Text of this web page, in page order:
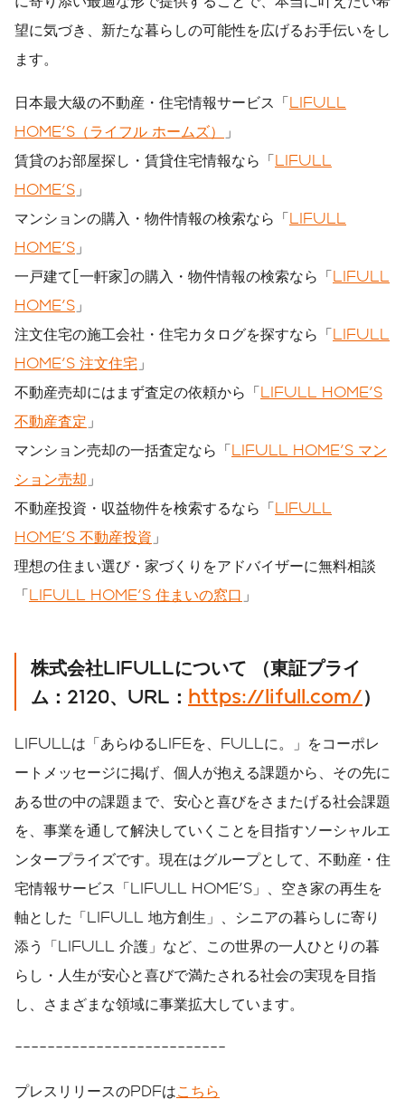
望に気づき、新たな暮らしの可能性を広げるお手伝いをし
ます。
日本最大級の不動産・住宅情報サービス「LIFULL
HOME'S（ライフル ホームズ）
」
賃貸のお部屋探し・賃貸住宅情報なら「LIFULL
HOME'S 」
マンションの購入・物件情報の検索なら「LIFULL
HOME'S 」
一戸建て[一軒家]の購入・物件情報の検索なら「LIFULL
HOME'S 」
注文住宅の施工会社・住宅カタログを探すなら「LIFULL
HOME'S 注文住宅 」
不動産売却にはまず査定の依頼から「LIFULL HOME'S
不動産査定 」
マンション売却の一括査定なら「LIFULL HOME'S マン
ション売却 」
不動産投資・収益物件を検索するなら「LIFULL
HOME'S 不動産投資 」
理想の住まい選び・家づくりをアドバイザーに無料相談
「LIFULL HOME'S 住まいの窓口 」
株式会社LIFULLについて
（東証プライ
ム： 2120、 URL ： https://lifull.com/）
LIFULLは「あらゆるLIFEを、FULLに。」をコーポレ
ートメッセージに掲げ、個人が抱える課題から、その先に
ある世の中の課題まで、安心と喜びをさまたげる社会課題
を、事業を通して解決していくことを目指すソーシャルエ
ンタープライズです。現在はグループとして、不動産・住
宅情報サービス「LIFULL HOME'S」、空き家の再生を
軸とした「LIFULL 地方創生」、シニアの暮らしに寄り
添う「LIFULL 介護」など、この世界の一人ひとりの暮
らし・人生が安心と喜びで満たされる社会の実現を目指
し、さまざまな領域に事業拡大しています。
--------------------------
プレスリリースのPDFは こちら